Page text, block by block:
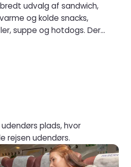
udvalg af sandwich,
og kolde snacks,
suppe og hotdogs. Der
og indbydende sted at
plads, hvor
rejsen udendørs.